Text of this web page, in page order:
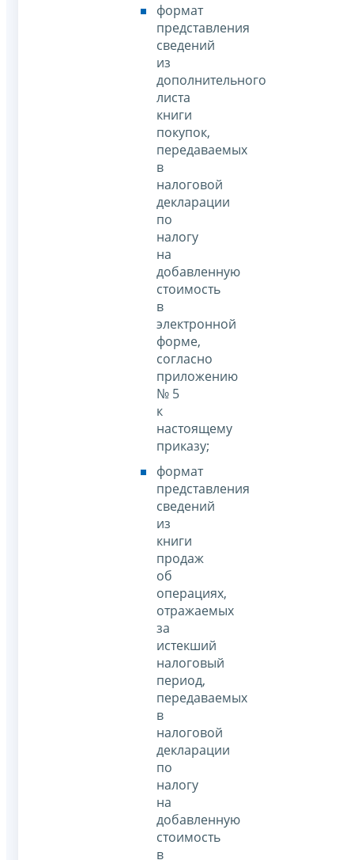
формат
представления
сведений
из
дополнительного
листа
книги
покупок,
передаваемых
в
налоговой
декларации
по
налогу
на
добавленную
стоимость
в
электронной
форме,
согласно
приложению
№ 5
к
настоящему
приказу;
формат
представления
сведений
из
книги
продаж
об
операциях,
отражаемых
за
истекший
налоговый
период,
передаваемых
в
налоговой
декларации
по
налогу
на
добавленную
стоимость
в